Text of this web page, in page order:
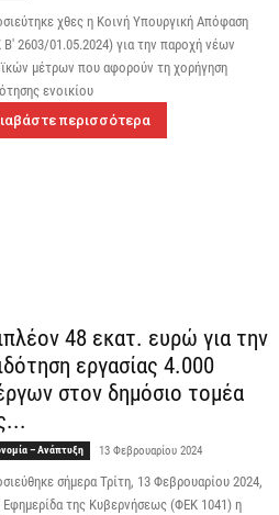
χθες η Κοινή Υπουργική Απόφαση
2603/01.05.2024) για την παροχή νέων
μέτρων που αφορούν τη χορήγηση
ενοικίου
περισσότερα
48 εκατ. ευρώ για την
εργασίας 4.000
στον δημόσιο τομέα
– Ανάπτυξη 13 Φεβρουαρίου 2024
σήμερα Τρίτη, 13 Φεβρουαρίου 2024,
Εφημερίδα της Κυβερνήσεως (ΦΕΚ 1041) η